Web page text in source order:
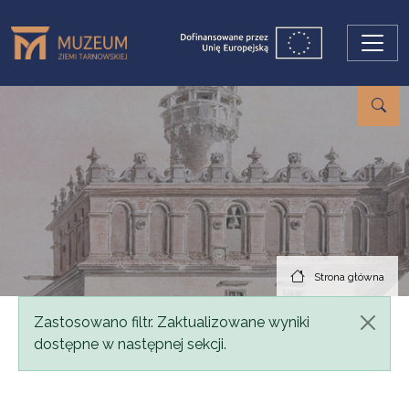
Strona główna
Komunikat
Zastosowano filtr. Zaktualizowane wyniki
dostępne w następnej sekcji.